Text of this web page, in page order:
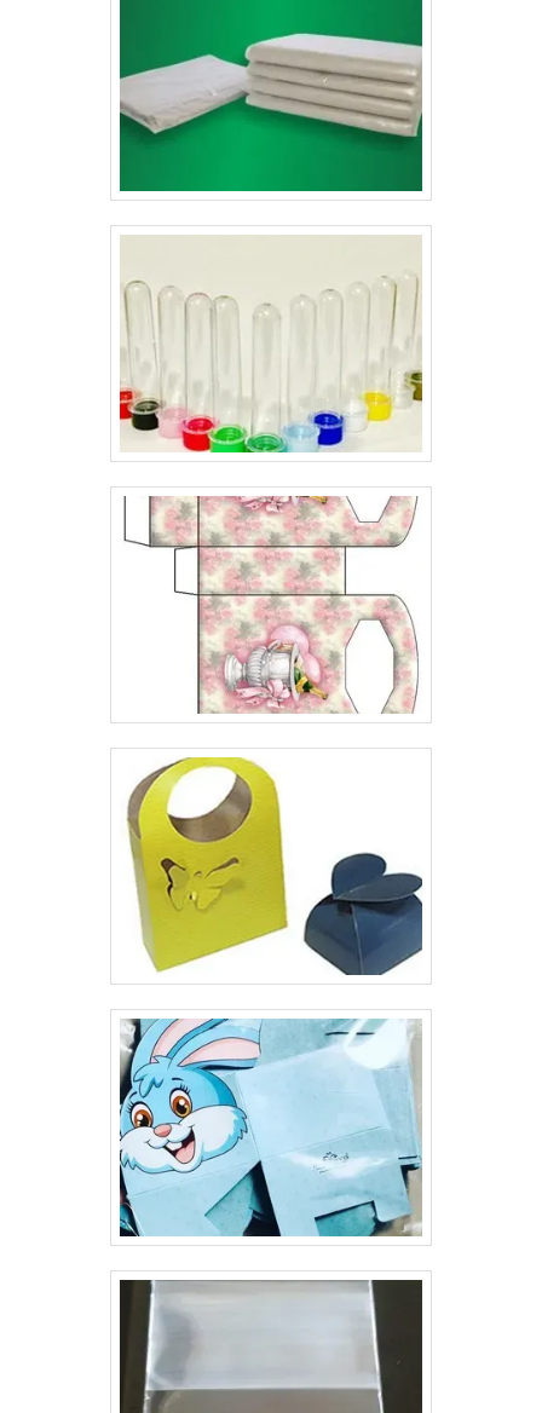
uma padronização de cores e qualidade de impressão,
aplicação de verniz de qualidade certificada, maior
durabilidade das cartelas para embalagem vacuum
form, acabamento de precisão, e atendimento
atendam as mais variadas necessidades do mercado..